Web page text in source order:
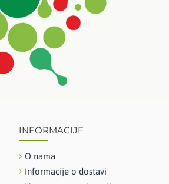
INFORMACIJE
O nama
Informacije o dostavi